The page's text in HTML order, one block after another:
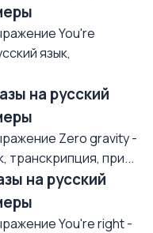
You're
язык,
на русский
Zero gravity -
транскрипция, при...
на русский
You're right -